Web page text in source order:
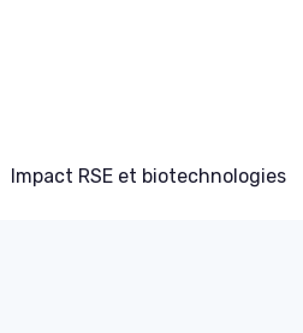
Impact RSE et biotechnologies